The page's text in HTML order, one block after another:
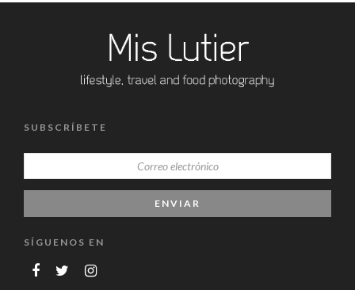
SUBSCRÍBETE
SÍGUENOS EN